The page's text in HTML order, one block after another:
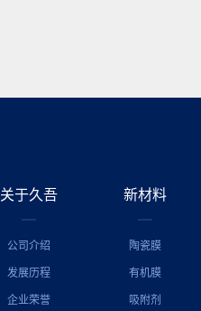
关于久吾
公司介绍
发展历程
企业荣誉
新材料
陶瓷膜
有机膜
吸附剂